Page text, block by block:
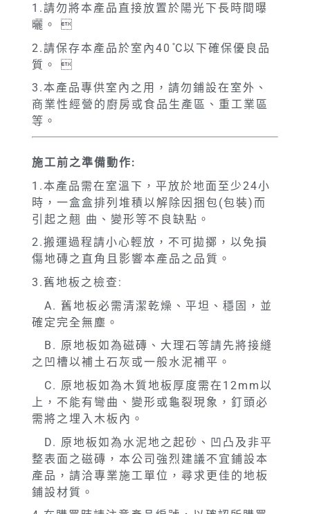
1.請勿將本產品直接放置於陽光下長時間曝
曬。 
2.請保存本產品於室內40 ̊C以下確保優良品
質。 
3.本產品專供室內之用，請勿鋪設在室外、
商業性經營的廚房或食品生產區、重工業區
等。
施工前之準備動作:
1.本產品需在室溫下，平放於地面至少24小
時，一盒盒排列堆積以解除因捆包(包裝)而
引起之翹 曲、變形等不良缺點。
2.搬運過程請小心輕放，不可拋擲，以免損
傷地磚之直角且影響本產品之品質。
3.舊地板之檢查:
A. 舊地板必需清潔乾燥、平坦、穩固，並
確定完全無塵。
B. 原地板如為磁磚、大理石等請先將接縫
之凹槽以補土石灰或一般水泥補平。
C. 原地板如為木質地板厚度需在12mm以
上，不能有彎曲、變形或龜裂現象，釘頭必
需將之埋入木板內。
D. 原地板如為水泥地之起砂、凹凸及非平
整表面之磁磚，本公司強烈建議不宜鋪設本
產品，請洽專業施工單位，尋求更佳的地板
鋪設材質。